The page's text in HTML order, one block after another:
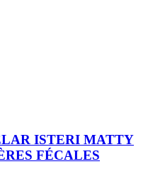
ISTERI MATTY
FÉCALES